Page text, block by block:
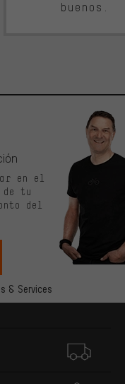
buenos.
& Services
en el
de tu
del